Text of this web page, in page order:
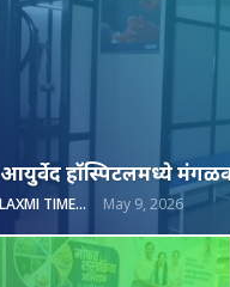
हॉस्पिटलमध्ये
MAHALAXMI TIMES May 9, 2026